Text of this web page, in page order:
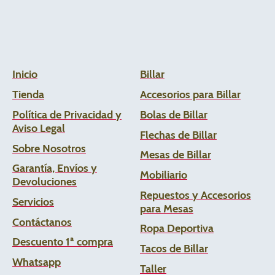
Inicio
Tienda
Política de Privacidad y
Aviso Legal
Sobre Nosotros
Garantía, Envíos y
Devoluciones
Servicios
Contáctanos
Descuento 1ª compra
Whatsapp
Billar
Accesorios para Billar
Bolas de Billar
Flechas de Billar
Mesas de Billar
Mobiliario
Repuestos y Accesorios
para Mesas
Ropa Deportiva
Tacos de Billar
Taller